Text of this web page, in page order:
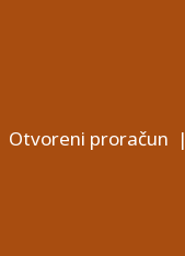
Otvoreni proračun |